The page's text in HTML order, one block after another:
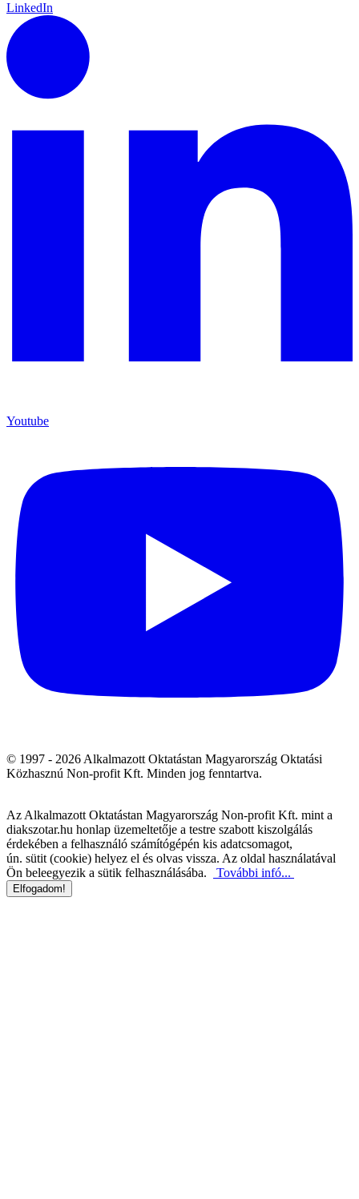
LinkedIn
Youtube
© 1997 - 2026 Alkalmazott Oktatástan Magyarország Oktatási
Közhasznú Non-profit Kft. Minden jog fenntartva.
Az Alkalmazott Oktatástan Magyarország Non-profit Kft. mint a
diakszotar.hu honlap üzemeltetője a testre szabott kiszolgálás
érdekében a felhasználó számítógépén kis adatcsomagot,
ún. sütit (cookie) helyez el és olvas vissza. Az oldal használatával
Ön beleegyezik a sütik felhasználásába.
További infó...
Elfogadom!